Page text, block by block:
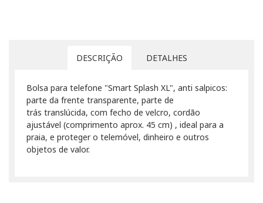
DESCRIÇÃO DETALHES
Bolsa para telefone "Smart Splash XL", anti salpicos:
parte da frente transparente, parte de
trás translúcida, com fecho de velcro, cordão
ajustável (comprimento aprox. 45 cm) , ideal para a
praia, e proteger o telemóvel, dinheiro e outros
objetos de valor.